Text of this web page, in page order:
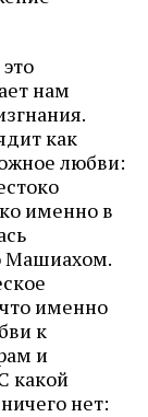
нам
как
любви:
именно в
Машиахом.
именно
к
и
какой
нет: